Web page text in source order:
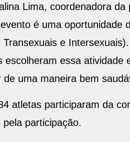
Lima, coordenadora
é uma oportunidade
Transexuais e
escolheram essa
de uma maneira bem
atletas participaram da
pela participação.